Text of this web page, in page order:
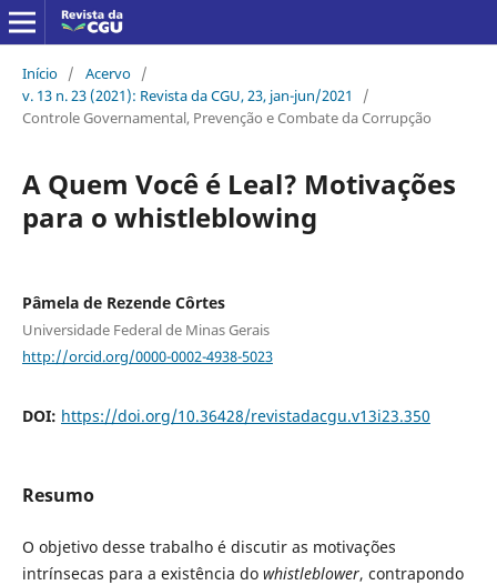
Início / Acervo /
v. 13 n. 23 (2021): Revista da CGU, 23, jan-jun/2021
/
Controle Governamental, Prevenção e Combate da Corrupção
A Quem Você é Leal? Motivações
para o whistleblowing
Pâmela de Rezende Côrtes
Universidade Federal de Minas Gerais
http://orcid.org/0000-0002-4938-5023
DOI: https://doi.org/10.36428/revistadacgu.v13i23.350
Resumo
O objetivo desse trabalho é discutir as motivações
intrínsecas para a existência do whistleblower, contrapondo